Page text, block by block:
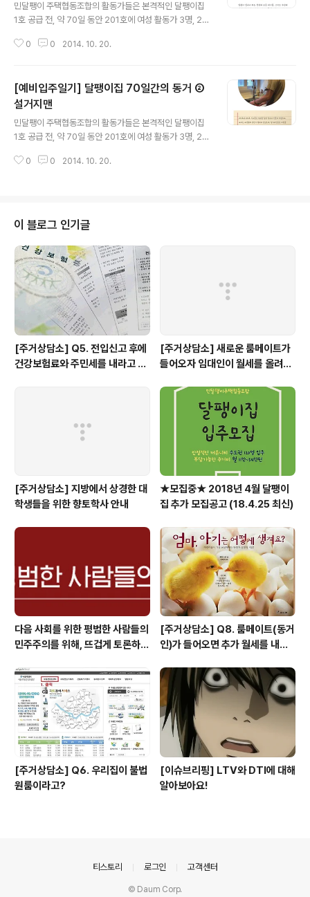
민달팽이 주택협동조합의 활동가들은 본격적인 달팽이집
1호 공급 전, 약 70일 동안 201호에 여성 활동가 3명, 20
공급하는 첫 주택인만큼 우선 민달팽이 주택협동조합의 활
등 세입자가 자신의 삶을 꾸릴 수 있는 중요한 보금자리로
서 집을 선택할 때 최대한의 정보를 아는 것도 세입자의 권
리라고 생각했기 때문입니다. 또한 공유주택으로 공급되는
만큼 공유주택의 장, 단점을 직접 경험해보고 다양한 커뮤
니티 실험을 해보려고 했습니다. 일과 삶의 관계망이 겹치
면서 다양한 실험을 해보지는 못했지만 조합원들에게 책임
0 0 2014. 10. 20.
[예비입주일기] 달팽이집 70일간의 동거 ②
설거지맨
민달팽이 주택협동조합의 활동가들은 본격적인 달팽이집
1호 공급 전, 약 70일 동안 201호에 여성 활동가 3명, 20
공급하는 첫 주택인만큼 우선 민달팽이 주택협동조합의 활
서 집을 선택할 때 최대한의 정보를 아는 것도 세입자의 권
리라고 생각했기 때문입니다. 또한 공유주택으로 공급되는
만큼 공유주택의 장, 단점을 직접 경험해보고 다양한 커뮤
니티 실험을 해보려고 했습니다. 일과 삶의 관계망이 겹치
면서 다양한 실험을 해보지는 못했지만 조합원들에게 책임
감있게 주택을 공급하려는 마음은 ..
0 0 2014. 10. 20.
이 블로그 인기글
[주거상담소] Q5. 전입신고 후에
건강보험료와 주민세를 내라고 고
[주거상담소] 새로운 룸메이트가
들어오자 임대인이 월세를 올려달
[주거상담소] 지방에서 상경한 대
학생들을 위한 향토학사 안내
★모집중★ 2018년 4월 달팽이
집 추가 모집공고 (18.4.25 최신)
다음 사회를 위한 평범한 사람들의
민주주의를 위해, 뜨겁게 토론하고
[주거상담소] Q8. 룸메이트(동거
인)가 들어오면 추가 월세를 내야
[주거상담소] Q6. 우리집이 불법
원룸이라고?
[이슈브리핑] LTV와 DTI에 대해
알아보아요!
티스토리 로그인 고객센터
© Daum Corp.